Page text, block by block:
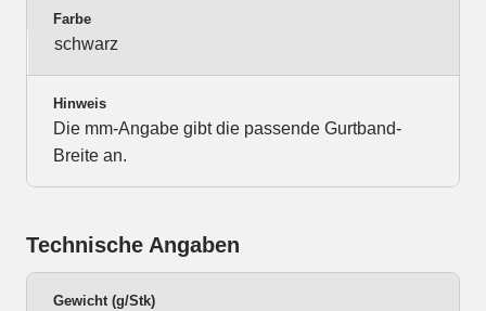
Farbe
schwarz
Hinweis
Die mm-Angabe gibt die passende Gurtband-
Breite an.
Technische Angaben
Gewicht (g/Stk)